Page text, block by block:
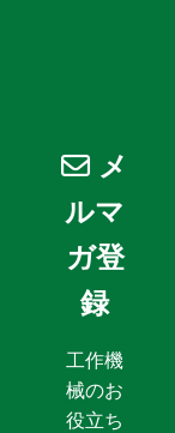
メ
ルマ
ガ登
録
工作機
械のお
役立ち